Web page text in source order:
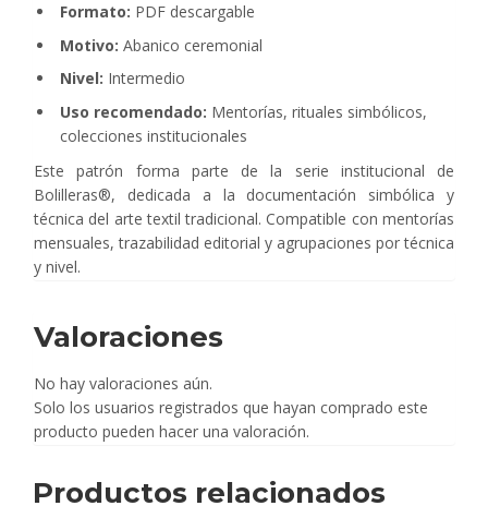
Formato: PDF descargable
Motivo: Abanico ceremonial
Nivel: Intermedio
Uso recomendado: Mentorías, rituales simbólicos,
colecciones institucionales
Este patrón forma parte de la serie institucional de
Bolilleras®, dedicada a la documentación simbólica y
técnica del arte textil tradicional. Compatible con mentorías
mensuales, trazabilidad editorial y agrupaciones por técnica
y nivel.
Valoraciones
No hay valoraciones aún.
Solo los usuarios registrados que hayan comprado este
producto pueden hacer una valoración.
Productos relacionados